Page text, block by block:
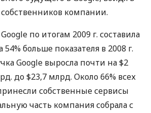
компании.
по итогам 2009 г. составила
больше показателя в 2008 г.
Google выросла почти на $2
до $23,7 млрд. Около 66% всех
собственные сервисы
часть компания собрала с